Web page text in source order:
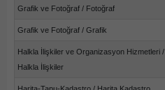
Grafik ve Fotoğraf / Fotoğraf
Grafik ve Fotoğraf / Grafik
Halkla İlişkiler ve Organizasyon Hizmetleri /
Halkla İlişkiler